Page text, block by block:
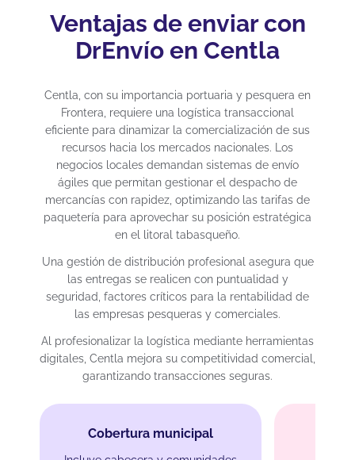
Ventajas de enviar con
DrEnvío en Centla
Centla, con su importancia portuaria y pesquera en
Frontera, requiere una logística transaccional
eficiente para dinamizar la comercialización de sus
recursos hacia los mercados nacionales. Los
negocios locales demandan sistemas de envío
ágiles que permitan gestionar el despacho de
mercancías con rapidez, optimizando las tarifas de
paquetería para aprovechar su posición estratégica
en el litoral tabasqueño.
Una gestión de distribución profesional asegura que
las entregas se realicen con puntualidad y
seguridad, factores críticos para la rentabilidad de
las empresas pesqueras y comerciales.
Al profesionalizar la logística mediante herramientas
digitales, Centla mejora su competitividad comercial,
garantizando transacciones seguras.
Cobertura municipal